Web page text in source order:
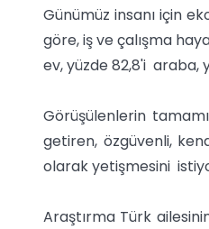
Günümüz insanı için
göre, iş ve çalışma
ev, yüzde 82,8'i araba,
Görüşülenlerin
getiren, özgüvenli,
olarak yetişmesini
Araştırma Türk